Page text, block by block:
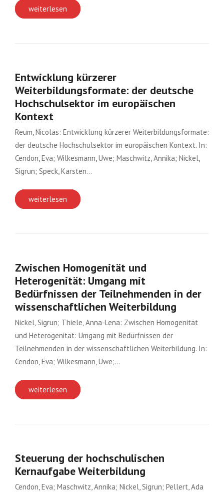
weiterlesen
Entwicklung kürzerer
Weiterbildungsformate: der deutsche
Hochschulsektor im europäischen
Kontext
Reum, Nicolas: Entwicklung kürzerer Weiterbildungsformate:
der deutsche Hochschulsektor im europäischen Kontext. In:
Cendon, Eva; Wilkesmann, Uwe; Maschwitz, Annika; Nickel,
Sigrun; Speck, Karsten…
weiterlesen
Zwischen Homogenität und
Heterogenität: Umgang mit
Bedürfnissen der Teilnehmenden in der
wissenschaftlichen Weiterbildung
Nickel, Sigrun; Thiele, Anna-Lena: Zwischen Homogenität
und Heterogenität: Umgang mit Bedürfnissen der
Teilnehmenden in der wissenschaftlichen Weiterbildung. In:
Cendon, Eva; Wilkesmann, Uwe;…
weiterlesen
Steuerung der hochschulischen
Kernaufgabe Weiterbildung
Cendon, Eva; Maschwitz, Annika; Nickel, Sigrun; Pellert, Ada